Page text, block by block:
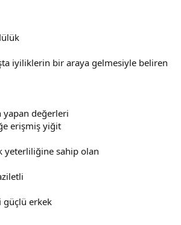
iyiliklerin bir araya gelmesiyle beliren
yapan değerleri
erişmiş yiğit
yeterliliğine sahip olan
güçlü erkek